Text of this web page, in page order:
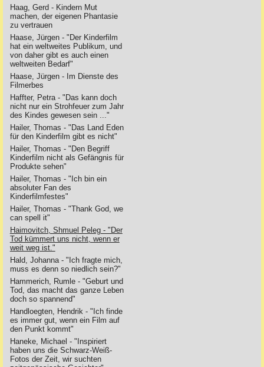
Haag, Gerd - Kindern Mut
machen, der eigenen Phantasie
zu vertrauen
Haase, Jürgen - "Der Kinderfilm
hat ein weltweites Publikum, und
von daher gibt es auch einen
weltweiten Bedarf"
Haase, Jürgen - Im Dienste des
Filmerbes
Haffter, Petra - "Das kann doch
nicht nur ein Strohfeuer zum Jahr
des Kindes gewesen sein ..."
Hailer, Thomas - "Das Land Eden
für den Kinderfilm gibt es nicht"
Hailer, Thomas - "Den Begriff
Kinderfilm nicht als Gefängnis für
Produkte sehen"
Hailer, Thomas - "Ich bin ein
absoluter Fan des
Kinderfilmfestes"
Hailer, Thomas - "Thank God, we
can spell it"
Haimovitch, Shmuel Peleg - "Der
Tod kümmert uns nicht, wenn er
weit weg ist."
Hald, Johanna - "Ich fragte mich,
muss es denn so niedlich sein?"
Hammerich, Rumle - "Geburt und
Tod, das macht das ganze Leben
doch so spannend"
Handloegten, Hendrik - "Ich finde
es immer gut, wenn ein Film auf
den Punkt kommt"
Haneke, Michael - "Inspiriert
haben uns die Schwarz-Weiß-
Fotos der Zeit, wir suchten